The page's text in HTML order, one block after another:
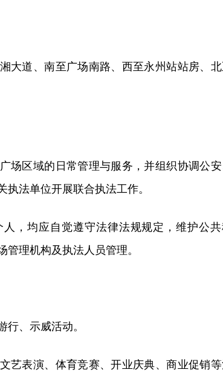
大道、南至广场南路、西至永州站站房、
场区域的日常管理与服务，并组织协调公
法单位开展联合执法工作。
，均应自觉遵守法律法规规定，维护公
理机构及执法人员管理。
行、示威活动。
艺表演、体育竞赛、开业庆典、商业促销